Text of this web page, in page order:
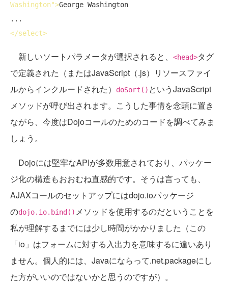
Washington">George Washington
</select>
新しいソートパラメータが選択されると、 <head>タグ
で定義された（またはJavaScript（.js）リソースファイ
ルからインクルードされた）
doSort() というJavaScript
メソッドが呼び出されます。こうした事情を念頭に置き
ながら、今度はDojoコールのためのコードを調べてみま
しょう。
Dojoには堅牢なAPIが多数用意されており、パッケー
ジ化の構造もおおむね直感的です。そうは言っても、
AJAXコールのセットアップにはdojo.ioパッケージ
のdojo.io.bind() メソッドを使用するのだということを
私が理解するまでには少し時間がかかりました（この
「io」はフォームに対する入出力を意味するに違いあり
ません。個人的には、Javaにならって.net.packageにし
た方がいいのではないかと思うのですが）。